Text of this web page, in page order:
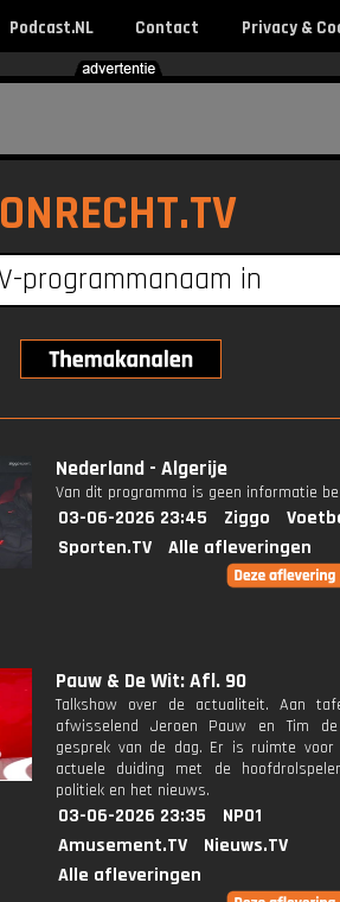
Podcast.NL Contact Privacy &
ONRECHT.TV
Nederland - Algerije
Van dit programma is geen informatie
03-06-2026 23:45 Ziggo
Sporten.TV
Alle afleveringen
Pauw & De Wit: Afl. 90
Talkshow over de actualiteit. Aan
afwisselend Jeroen Pauw en Tim
gesprek van de dag. Er is ruimte
actuele duiding met de
politiek en het nieuws.
03-06-2026 23:35
NPO1
Amusement.TV
Nieuws.TV
Alle afleveringen